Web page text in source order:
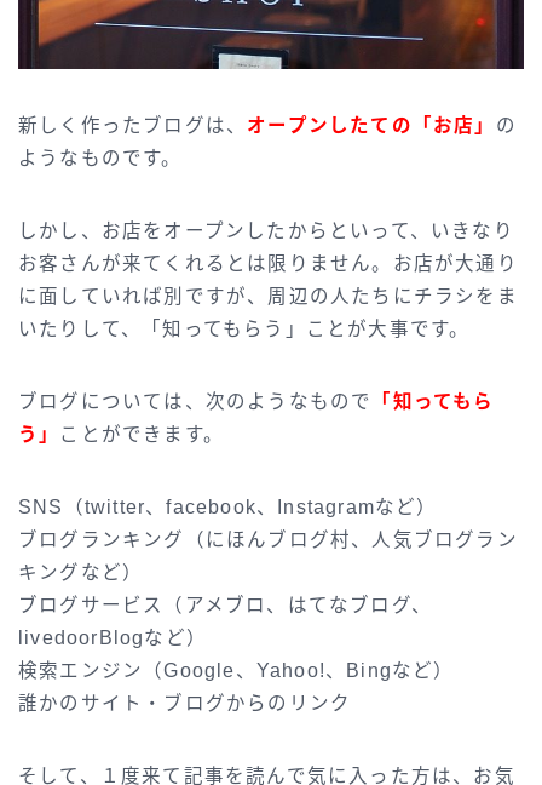
新しく作ったブログは、 オープンしたての「お店」 の
ようなものです。
しかし、お店をオープンしたからといって、いきなり
お客さんが来てくれるとは限りません。お店が大通り
に面していれば別ですが、周辺の人たちにチラシをま
いたりして、「知ってもらう」ことが大事です。
ブログについては、次のようなもので
「知ってもら
う」 ことができます。
SNS（twitter、facebook、Instagramなど）
ブログランキング（にほんブログ村、人気ブログラン
キングなど）
ブログサービス（アメブロ、はてなブログ、
livedoorBlogなど）
検索エンジン（Google、Yahoo!、Bingなど）
誰かのサイト・ブログからのリンク
そして、１度来て記事を読んで気に入った方は、お気